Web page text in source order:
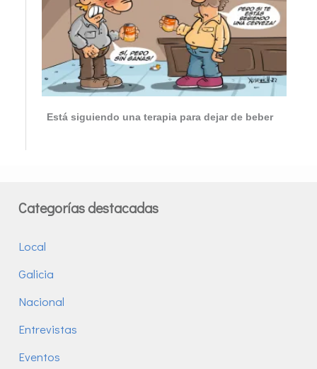
Está siguiendo una terapia para dejar de beber
Categorías destacadas
Local
Galicia
Nacional
Entrevistas
Eventos